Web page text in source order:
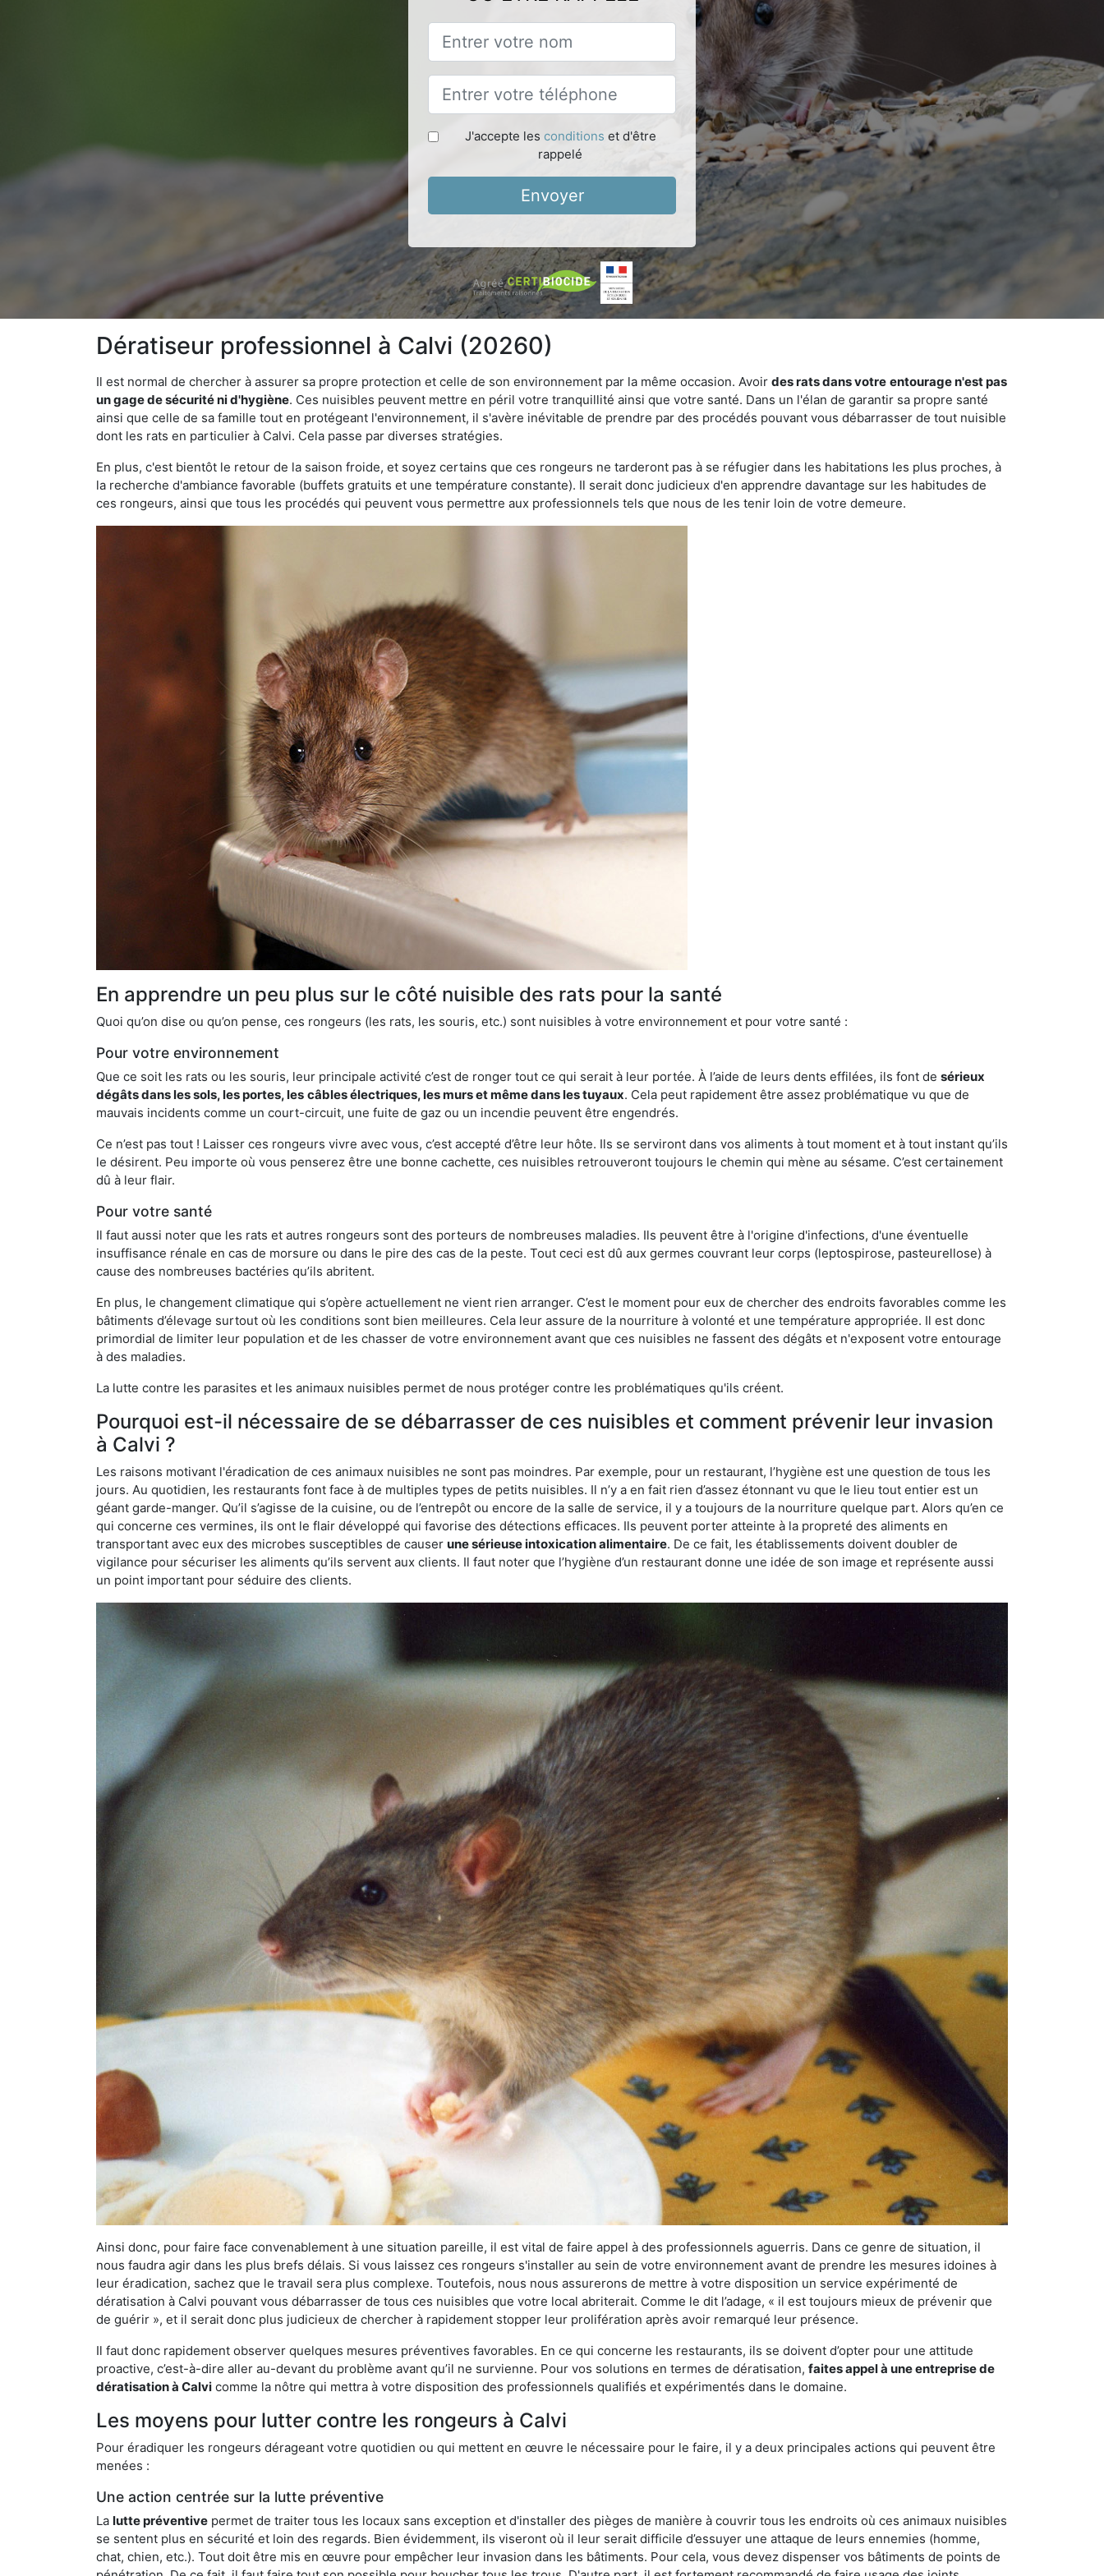
J'accepte les conditions et d'être
rappelé
Envoyer
Dératiseur professionnel à Calvi (20260)
Il est normal de chercher à assurer sa propre protection et celle de son environnement par la même occasion. Avoir des rats dans votre entourage n'est pas
un gage de sécurité ni d'hygiène. Ces nuisibles peuvent mettre en péril votre tranquillité ainsi que votre santé. Dans un l'élan de garantir sa propre santé
ainsi que celle de sa famille tout en protégeant l'environnement, il s'avère inévitable de prendre par des procédés pouvant vous débarrasser de tout nuisible
dont les rats en particulier à Calvi. Cela passe par diverses stratégies.
En plus, c'est bientôt le retour de la saison froide, et soyez certains que ces rongeurs ne tarderont pas à se réfugier dans les habitations les plus proches, à
la recherche d'ambiance favorable (buffets gratuits et une température constante). Il serait donc judicieux d'en apprendre davantage sur les habitudes de
ces rongeurs, ainsi que tous les procédés qui peuvent vous permettre aux professionnels tels que nous de les tenir loin de votre demeure.
En apprendre un peu plus sur le côté nuisible des rats pour la santé
Quoi qu’on dise ou qu’on pense, ces rongeurs (les rats, les souris, etc.) sont nuisibles à votre environnement et pour votre santé :
Pour votre environnement
Que ce soit les rats ou les souris, leur principale activité c’est de ronger tout ce qui serait à leur portée. À l’aide de leurs dents effilées, ils font de sérieux
dégâts dans les sols, les portes, les câbles électriques, les murs et même dans les tuyaux. Cela peut rapidement être assez problématique vu que de
mauvais incidents comme un court-circuit, une fuite de gaz ou un incendie peuvent être engendrés.
Ce n’est pas tout ! Laisser ces rongeurs vivre avec vous, c’est accepté d’être leur hôte. Ils se serviront dans vos aliments à tout moment et à tout instant qu’ils
le désirent. Peu importe où vous penserez être une bonne cachette, ces nuisibles retrouveront toujours le chemin qui mène au sésame. C’est certainement
dû à leur flair.
Pour votre santé
Il faut aussi noter que les rats et autres rongeurs sont des porteurs de nombreuses maladies. Ils peuvent être à l'origine d'infections, d'une éventuelle
insuffisance rénale en cas de morsure ou dans le pire des cas de la peste. Tout ceci est dû aux germes couvrant leur corps (leptospirose, pasteurellose) à
cause des nombreuses bactéries qu’ils abritent.
En plus, le changement climatique qui s’opère actuellement ne vient rien arranger. C’est le moment pour eux de chercher des endroits favorables comme les
bâtiments d’élevage surtout où les conditions sont bien meilleures. Cela leur assure de la nourriture à volonté et une température appropriée. Il est donc
primordial de limiter leur population et de les chasser de votre environnement avant que ces nuisibles ne fassent des dégâts et n'exposent votre entourage
à des maladies.
La lutte contre les parasites et les animaux nuisibles permet de nous protéger contre les problématiques qu'ils créent.
Pourquoi est-il nécessaire de se débarrasser de ces nuisibles et comment prévenir leur invasion
à Calvi ?
Les raisons motivant l'éradication de ces animaux nuisibles ne sont pas moindres. Par exemple, pour un restaurant, l’hygiène est une question de tous les
jours. Au quotidien, les restaurants font face à de multiples types de petits nuisibles. Il n’y a en fait rien d’assez étonnant vu que le lieu tout entier est un
géant garde-manger. Qu’il s’agisse de la cuisine, ou de l’entrepôt ou encore de la salle de service, il y a toujours de la nourriture quelque part. Alors qu’en ce
qui concerne ces vermines, ils ont le flair développé qui favorise des détections efficaces. Ils peuvent porter atteinte à la propreté des aliments en
transportant avec eux des microbes susceptibles de causer une sérieuse intoxication alimentaire. De ce fait, les établissements doivent doubler de
vigilance pour sécuriser les aliments qu’ils servent aux clients. Il faut noter que l’hygiène d’un restaurant donne une idée de son image et représente aussi
un point important pour séduire des clients.
Ainsi donc, pour faire face convenablement à une situation pareille, il est vital de faire appel à des professionnels aguerris. Dans ce genre de situation, il
nous faudra agir dans les plus brefs délais. Si vous laissez ces rongeurs s'installer au sein de votre environnement avant de prendre les mesures idoines à
leur éradication, sachez que le travail sera plus complexe. Toutefois, nous nous assurerons de mettre à votre disposition un service expérimenté de
dératisation à Calvi pouvant vous débarrasser de tous ces nuisibles que votre local abriterait. Comme le dit l’adage, « il est toujours mieux de prévenir que
de guérir », et il serait donc plus judicieux de chercher à rapidement stopper leur prolifération après avoir remarqué leur présence.
Il faut donc rapidement observer quelques mesures préventives favorables. En ce qui concerne les restaurants, ils se doivent d’opter pour une attitude
proactive, c’est-à-dire aller au-devant du problème avant qu’il ne survienne. Pour vos solutions en termes de dératisation, faites appel à une entreprise de
dératisation à Calvi comme la nôtre qui mettra à votre disposition des professionnels qualifiés et expérimentés dans le domaine.
Les moyens pour lutter contre les rongeurs à Calvi
Pour éradiquer les rongeurs dérageant votre quotidien ou qui mettent en œuvre le nécessaire pour le faire, il y a deux principales actions qui peuvent être
menées :
Une action centrée sur la lutte préventive
La lutte préventive permet de traiter tous les locaux sans exception et d'installer des pièges de manière à couvrir tous les endroits où ces animaux nuisibles
se sentent plus en sécurité et loin des regards. Bien évidemment, ils viseront où il leur serait difficile d’essuyer une attaque de leurs ennemies (homme,
chat, chien, etc.). Tout doit être mis en œuvre pour empêcher leur invasion dans les bâtiments. Pour cela, vous devez dispenser vos bâtiments de points de